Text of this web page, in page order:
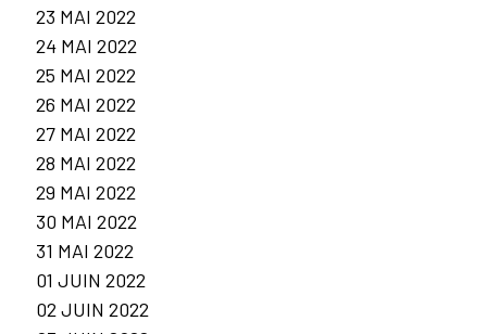
23 MAI 2022
24 MAI 2022
25 MAI 2022
26 MAI 2022
27 MAI 2022
28 MAI 2022
29 MAI 2022
30 MAI 2022
31 MAI 2022
01 JUIN 2022
02 JUIN 2022